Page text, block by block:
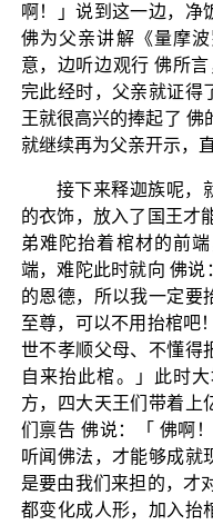
啊！」说到这一边，净
佛为父亲讲解《量摩
意，边听边观行 佛所
完此经时，父亲就证
王就很高兴的捧起了 佛
就继续再为父亲开示，
接下来释迦族呢，
的衣饰，放入了国王才
弟难陀抬着棺材的前
端，难陀此时就向 佛
的恩德，所以我一定要
至尊，可以不用抬棺吧
世不孝顺父母、不懂得
自来抬此棺。」此时
方，四大天王们带着上
们禀告 佛说：「 佛啊
听闻佛法，才能够成就
是要由我们来担的，才
都变化成人形，加入抬